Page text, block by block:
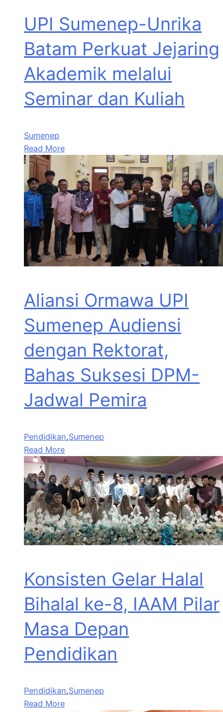
UPI Sumenep-Unrika
Batam Perkuat Jejaring
Akademik melalui
Seminar dan Kuliah
Sumenep
Read More
Aliansi Ormawa UPI
Sumenep Audiensi
dengan Rektorat,
Bahas Suksesi DPM-
Jadwal Pemira
Pendidikan,Sumenep
Read More
Konsisten Gelar Halal
Bihalal ke-8, IAAM Pilar
Masa Depan
Pendidikan
Pendidikan,Sumenep
Read More